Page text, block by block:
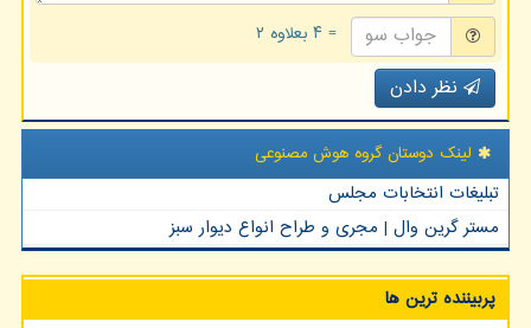
= ۴ بعلاوه ۲
نظر دادن
لینک دوستان گروه هوش مصنوعی
تبلیغات انتخابات مجلس
مستر گرین وال | مجری و طراح انواع دیوار سبز
پربیننده ترین ها